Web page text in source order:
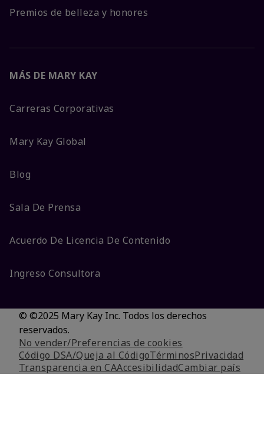
Premios de belleza y honores
MÁS DE MARY KAY
Carreras Corporativas
Mary Kay Global
Blog
Sala De Prensa
Acuerdo De Licencia De Contenido
Ingreso Consultora
© ©2025 Mary Kay Inc. Todos los derechos
reservados.
No vender/Preferencias de cookies
Código DSA/Queja al CódigoTérminosPrivacidad
Transparencia en CAAccesibilidadCambiar país